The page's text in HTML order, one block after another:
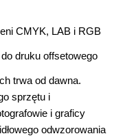
CMYK, LAB i RGB
druku offsetowego
trwa od dawna.
sprzętu i
i graficy
odwzorowania